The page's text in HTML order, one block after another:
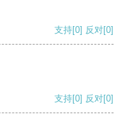
支持[0] 反对[0]
支持[0] 反对[0]